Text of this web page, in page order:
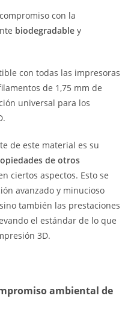
con la
biodegradable y
con todas las impresoras
de 1,75 mm de
universal para los
de este material es su
de otros
ciertos aspectos. Esto se
avanzado y minucioso
también las prestaciones
el estándar de lo que
3D.
ambiental de